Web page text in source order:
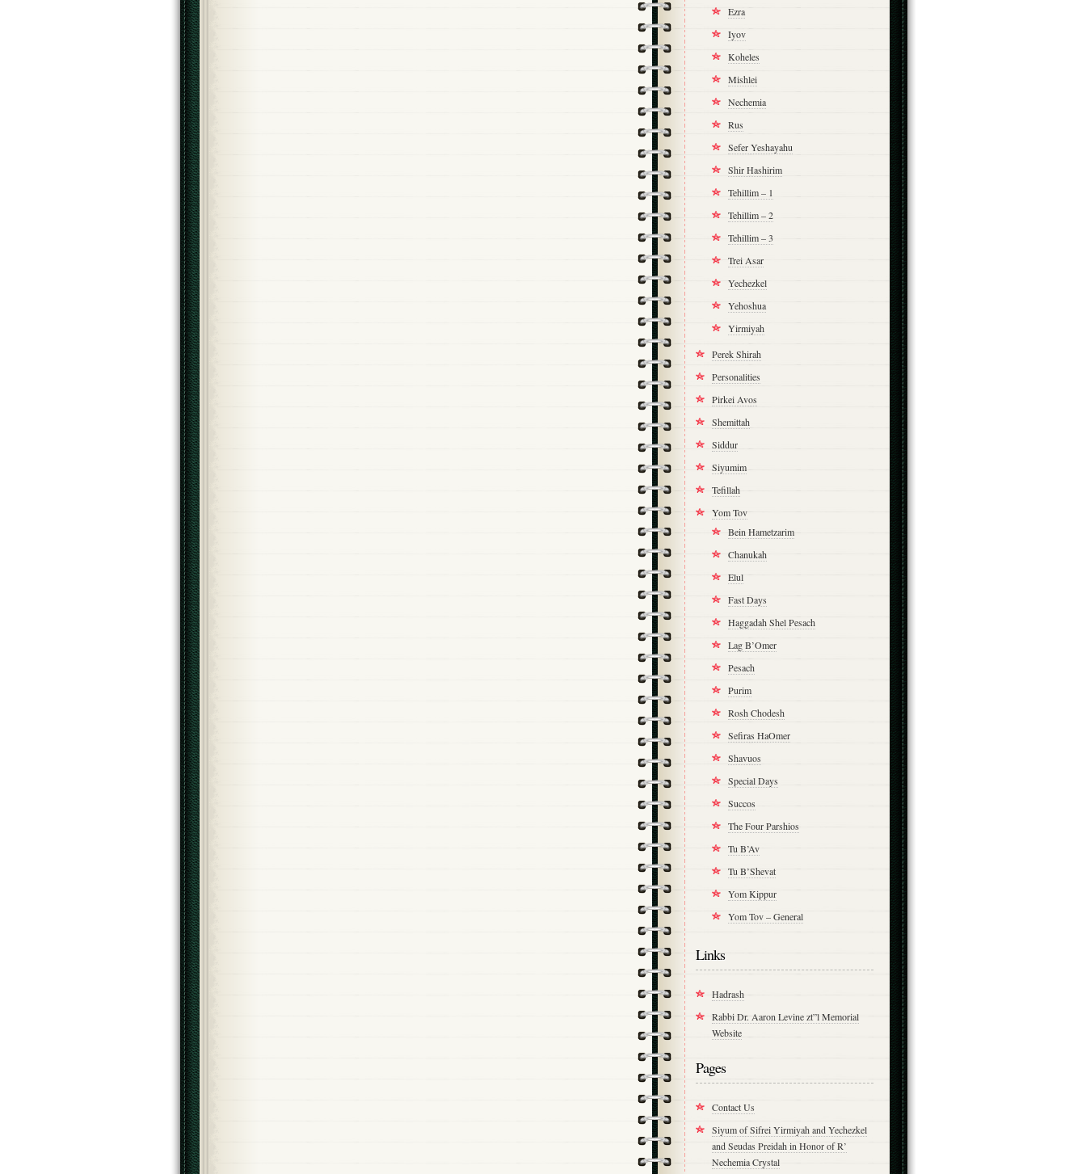
Ezra
Iyov
Koheles
Mishlei
Nechemia
Rus
Sefer Yeshayahu
Shir Hashirim
Tehillim – 1
Tehillim – 2
Tehillim – 3
Trei Asar
Yechezkel
Yehoshua
Yirmiyah
Perek Shirah
Personalities
Pirkei Avos
Shemittah
Siddur
Siyumim
Tefillah
Yom Tov
Bein Hametzarim
Chanukah
Elul
Fast Days
Haggadah Shel Pesach
Lag B’Omer
Pesach
Purim
Rosh Chodesh
Sefiras HaOmer
Shavuos
Special Days
Succos
The Four Parshios
Tu B’Av
Tu B’Shevat
Yom Kippur
Yom Tov – General
Links
Hadrash
Rabbi Dr. Aaron Levine zt”l Memorial
Website
Pages
Contact Us
Siyum of Sifrei Yirmiyah and Yechezkel
and Seudas Preidah in Honor of R’
Nechemia Crystal